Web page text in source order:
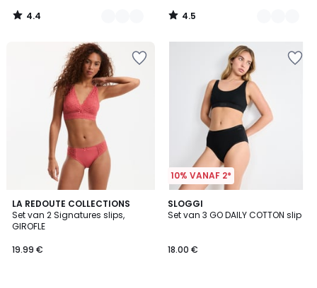
4.4
/
4.5
/
LA REDOUTE COLLECTIONS
Set van 2 Signatures slips,
GIROFLE
19.99 €
4.7
/ 5
10% VANAF 2*
SLOGGI
Set van 3 GO DAILY COTTON slip
18.00 €
4.6
/ 5